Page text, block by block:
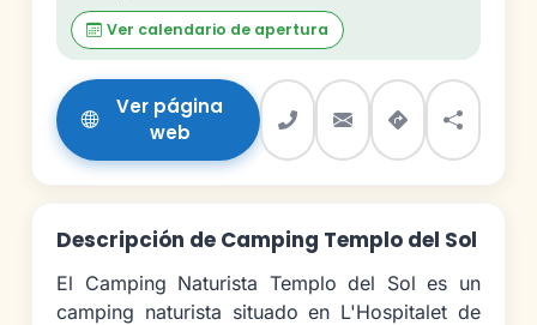
Ver calendario de apertura
Ver página
web
Descripción de Camping Templo del Sol
El Camping Naturista Templo del Sol es un
camping naturista situado en L'Hospitalet de